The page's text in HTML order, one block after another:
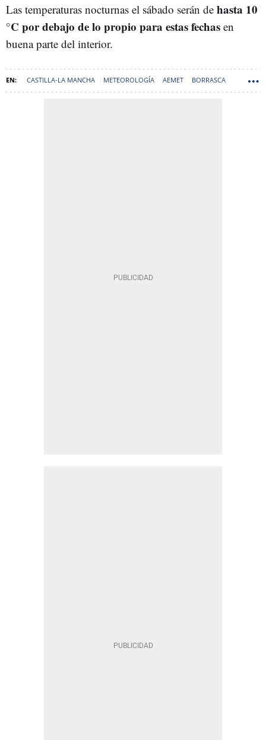
Las temperaturas nocturnas el sábado serán de hasta 10
°C por debajo de lo propio para estas fechas en
buena parte del interior.
CASTILLA-LA MANCHA METEOROLOGÍA AEMET BORRASCA